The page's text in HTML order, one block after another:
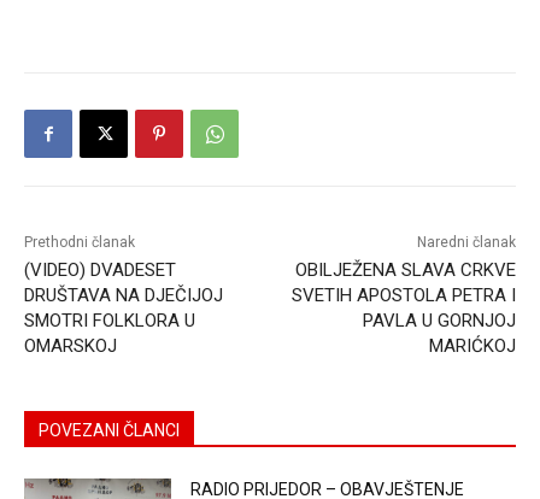
Prethodni članak
(VIDEO) DVADESET
DRUŠTAVA NA DJEČIJOJ
SMOTRI FOLKLORA U
OMARSKOJ
Naredni članak
OBILЈEŽENA SLAVA CRKVE
SVETIH APOSTOLA PETRA I
PAVLA U GORNJOJ
MARIĆKOJ
POVEZANI ČLANCI
RADIO PRIJEDOR – OBAVJEŠTENJE